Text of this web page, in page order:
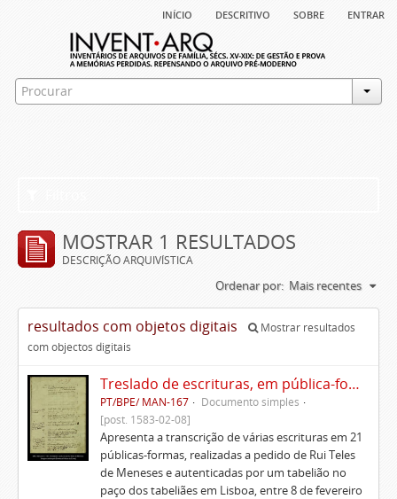
início descritivo sobre entrar
MOSTRAR 1 RESULTADOS
DESCRIÇÃO ARQUIVÍSTICA
Ordenar por: Mais recentes
resultados com objetos digitais
Mostrar resultados
com objectos digitais
Treslado de escrituras, em pública-forma, de Rui Teles de Meneses
PT/BPE/ MAN-167
Documento simples
[post. 1583-02-08]
Apresenta a transcrição de várias escrituras em 21
públicas-formas, realizadas a pedido de Rui Teles
de Meneses e autenticadas por um tabelião no
paço dos tabeliães em Lisboa, entre 8 de fevereiro